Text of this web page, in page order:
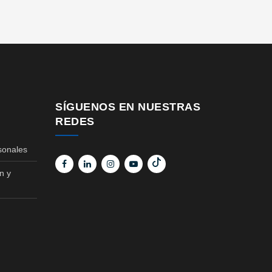
y
SÍGUENOS EN NUESTRAS
REDES